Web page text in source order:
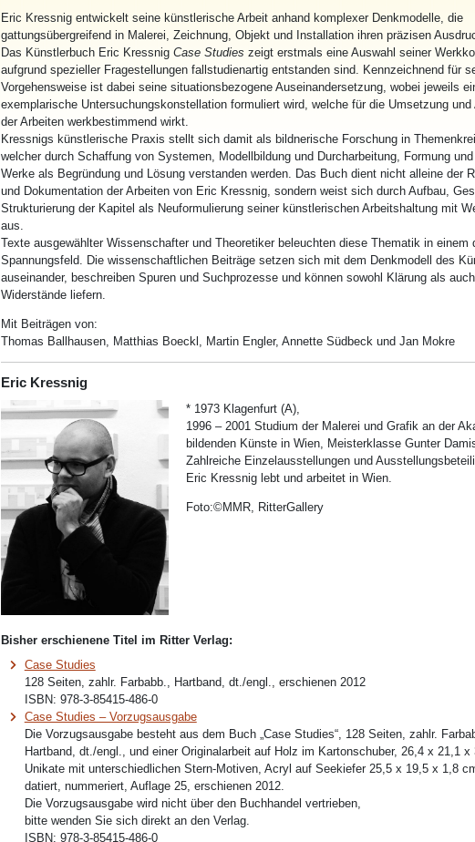
Eric Kressnig entwickelt seine künstlerische Arbeit anhand komplexer Denkmodelle, die
gattungsübergreifend in Malerei, Zeichnung, Objekt und Installation ihren präzisen
Das Künstlerbuch Eric Kressnig Case Studies zeigt erstmals eine Auswahl seiner
aufgrund spezieller Fragestellungen fallstudienartig entstanden sind. Kennzeichnend für
Vorgehensweise ist dabei seine situationsbezogene Auseinandersetzung, wobei jeweils
exemplarische Untersuchungskonstellation formuliert wird, welche für die Umsetzung und
der Arbeiten werkbestimmend wirkt.
Kressnigs künstlerische Praxis stellt sich damit als bildnerische Forschung in
welcher durch Schaffung von Systemen, Modellbildung und Durcharbeitung, Formung
Werke als Begründung und Lösung verstanden werden. Das Buch dient nicht alleine der
und Dokumentation der Arbeiten von Eric Kressnig, sondern weist sich durch Aufbau,
Strukturierung der Kapitel als Neuformulierung seiner künstlerischen Arbeitshaltung mit
aus.
Texte ausgewählter Wissenschafter und Theoretiker beleuchten diese Thematik in einem
Spannungsfeld. Die wissenschaftlichen Beiträge setzen sich mit dem Denkmodell des
auseinander, beschreiben Spuren und Suchprozesse und können sowohl Klärung als
Widerstände liefern.
Mit Beiträgen von:
Thomas Ballhausen, Matthias Boeckl, Martin Engler, Annette Südbeck und Jan Mokre
Eric Kressnig
* 1973 Klagenfurt (A),
1996 – 2001 Studium der Malerei und Grafik an der
bildenden Künste in Wien, Meisterklasse Gunter
Zahlreiche Einzelausstellungen und
Eric Kressnig lebt und arbeitet in Wien.
Foto:©MMR, RitterGallery
Bisher erschienene Titel im Ritter Verlag:
Case Studies
128 Seiten, zahlr. Farbabb., Hartband, dt./engl., erschienen 2012
ISBN: 978-3-85415-486-0
Case Studies – Vorzugsausgabe
Die Vorzugsausgabe besteht aus dem Buch „Case Studies“, 128 Seiten, zahlr.
Hartband, dt./engl., und einer Originalarbeit auf Holz im Kartonschuber, 26,4 x 21,1 x
Unikate mit unterschiedlichen Stern-Motiven, Acryl auf Seekiefer 25,5 x 19,5 x 1,8
datiert, nummeriert, Auflage 25, erschienen 2012.
Die Vorzugsausgabe wird nicht über den Buchhandel vertrieben,
bitte wenden Sie sich direkt an den Verlag.
ISBN: 978-3-85415-486-0